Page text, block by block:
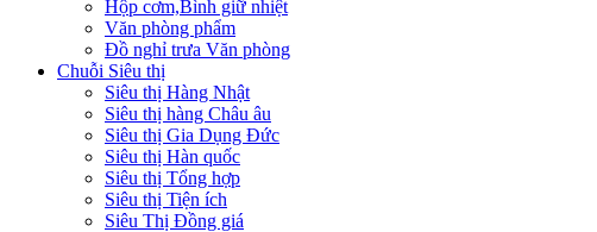
Hộp cơm,Bình giữ nhiệt
Văn phòng phẩm
Đồ nghỉ trưa Văn phòng
Chuỗi Siêu thị
Siêu thị Hàng Nhật
Siêu thị hàng Châu âu
Siêu thị Gia Dụng Đức
Siêu thị Hàn quốc
Siêu thị Tổng hợp
Siêu thị Tiện ích
Siêu Thị Đồng giá